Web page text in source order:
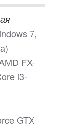
7,
FX-
i3-
GTX